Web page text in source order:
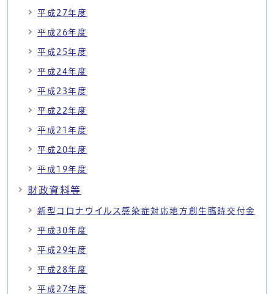
平成27年度
平成26年度
平成25年度
平成24年度
平成23年度
平成22年度
平成21年度
平成20年度
平成19年度
財政資料等
新型コロナウイルス感染症対応地方創生臨時交付金
平成30年度
平成29年度
平成28年度
平成27年度